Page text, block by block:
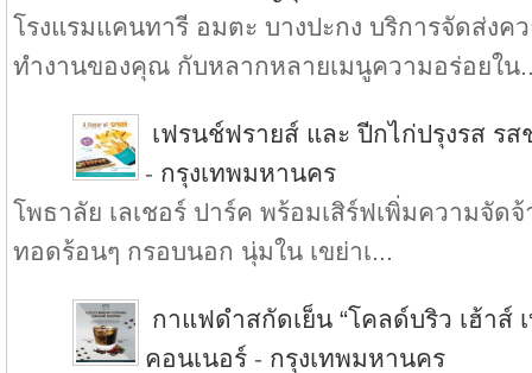
โรงแรมแคนทารี อมตะ บางปะกง บริการจัดส่งค
ทำงานของคุณ กับหลากหลายเมนูความอร่อยใน
เฟรนช์ฟรายส์ และ ปีกไก่ปรุงรส รส
- กรุงเทพมหานคร
โพธาลัย เลเชอร์ ปาร์ค พร้อมเสิร์ฟเพิ่มความจัด
ทอดร้อนๆ กรอบนอก นุ่มใน เขย่าเ...
กาแฟดำสกัดเย็น “โคลด์บริว เฮ้าส์
คอนเนอร์ - กรุงเทพมหานคร